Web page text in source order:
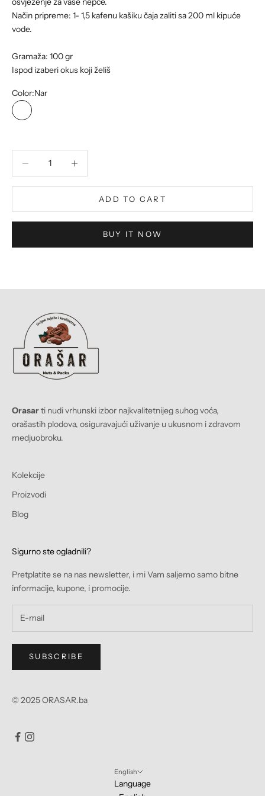
Način pripreme: 1- 1,5 kafenu kašiku čaja zaliti sa 200 ml kipuće
vode.
Gramaža: 100 gr
Ispod izaberi okus koji želiš
Color:Nar
Nar
ADD TO CART
BUY IT NOW
Orasarti nudi vrhunski izbor najkvalitetnijeg suhog voća,
orašastih plodova, osiguravajući uživanje u ukusnom i zdravom
medjuobroku.
Kolekcije
Proizvodi
Blog
Sigurno ste ogladnili?
Pretplatite se na nas newsletter, i mi Vam saljemo samo bitne
informacije, kupone, i promocije.
SUBSCRIBE
© 2025 ORASAR.ba
English
Language